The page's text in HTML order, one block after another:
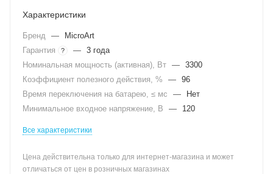
Характеристики
Бренд —
MicroArt
Гарантия
? — 3 года
Номинальная мощность (активная), Вт — 3300
Коэффициент полезного действия, %
— 96
Время переключения на батарею, ≤ мс
—
Нет
Минимальное входное напряжение, В
— 120
Все характеристики
Цена действительна только для интернет-магазина и может
отличаться от цен в розничных магазинах